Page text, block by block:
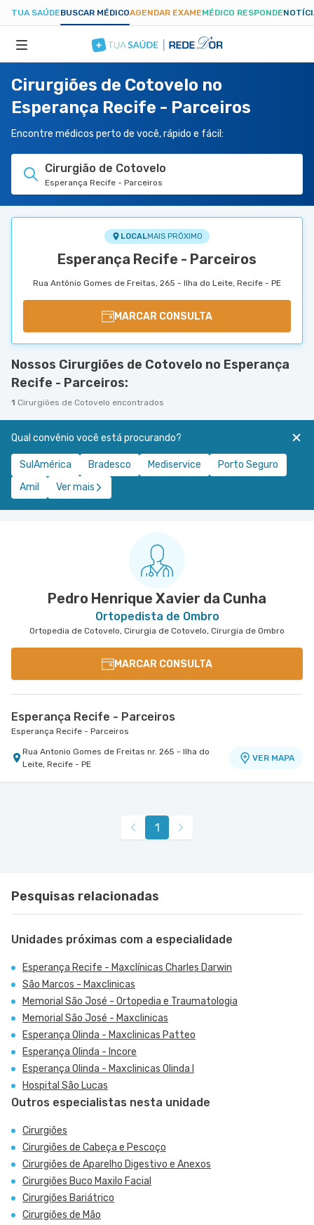
TUA SAÚDEBUSCAR MÉDICOAGENDAR EXAMEMÉDICO RESPONDE
ESPECIALIDADES
HOSPITAIS
TUASAUDE.COM
Cirurgiões de Cotovelo no
Esperança Recife - Parceiros
Encontre médicos perto de você, rápido e fácil:
Cirurgião de Cotovelo
Esperança Recife - Parceiros
LOCALMAIS PRÓXIMO
Esperança Recife - Parceiros
Rua Antônio Gomes de Freitas, 265 - Ilha do Leite, Recife - PE
MARCAR CONSULTA
Nossos Cirurgiões de Cotovelo no Esperança
Recife - Parceiros:
1 Cirurgiões de Cotovelo encontrados
Qual convênio você está procurando?
SulAmérica Bradesco Mediservice
Porto Seguro
Amil
Ver mais
Pedro Henrique Xavier da Cunha
Ortopedista de Ombro
Ortopedia de Cotovelo, Cirurgia de Cotovelo, Cirurgia de Ombro
MARCAR CONSULTA
Esperança Recife - Parceiros
Esperança Recife - Parceiros
Rua Antonio Gomes de Freitas nr. 265 - Ilha do
Leite, Recife - PE
VER MAPA
1
Pesquisas relacionadas
Unidades próximas com a especialidade
Esperança Recife - Maxclínicas Charles Darwin
São Marcos - Maxclinicas
Memorial São José - Ortopedia e Traumatologia
Memorial São José - Maxclinicas
Esperança Olinda - Maxclinicas Patteo
Esperança Olinda - Incore
Esperança Olinda - Maxclinicas Olinda I
Hospital São Lucas
Outros especialistas nesta unidade
Cirurgiões
Cirurgiões de Cabeça e Pescoço
Cirurgiões de Aparelho Digestivo e Anexos
Cirurgiões Buco Maxilo Facial
Cirurgiões Bariátrico
Cirurgiões de Mão